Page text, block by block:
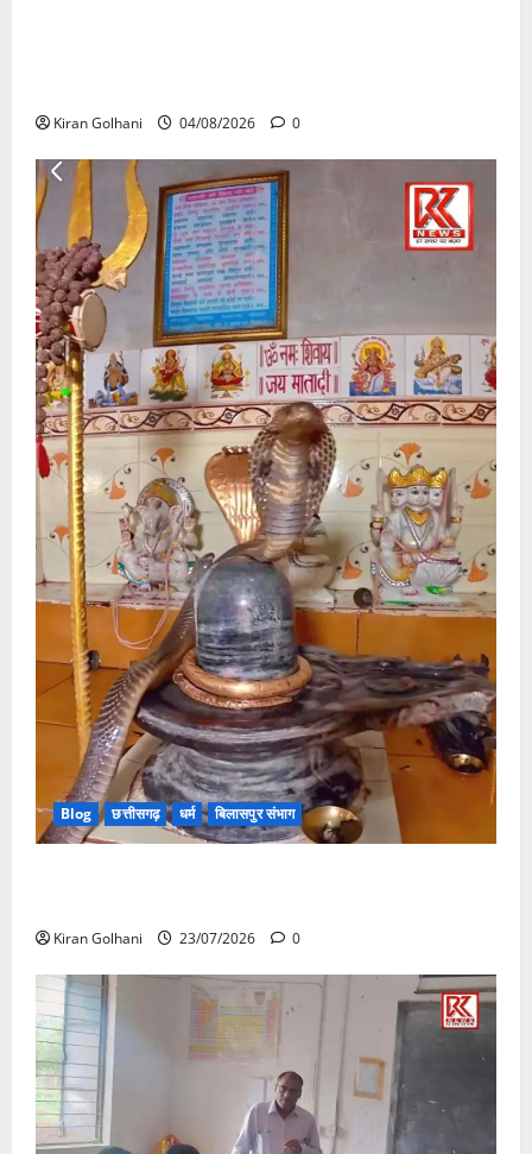
Kiran Golhani 04/08/2026 0
Blog छत्तीसगढ़ धर्म बिलासपुर संभाग
Kiran Golhani 23/07/2026 0